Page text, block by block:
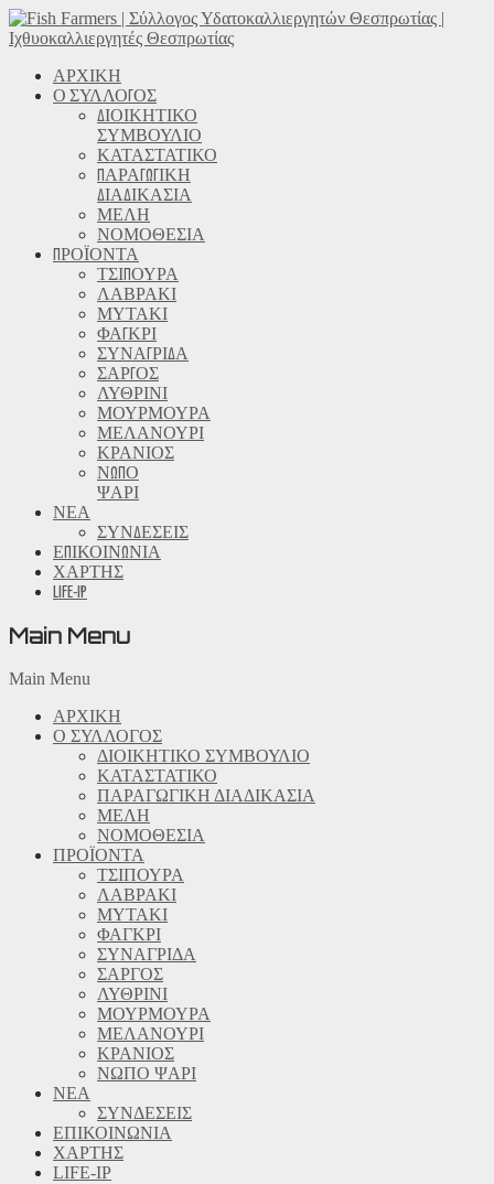
ΑΡΧΙΚΗ
Ο ΣΥΛΛΟΓΟΣ
ΔΙΟΙΚΗΤΙΚΟ
ΣΥΜΒΟΥΛΙΟ
ΚΑΤΑΣΤΑΤΙΚΟ
ΠΑΡΑΓΩΓΙΚΗ
ΔΙΑΔΙΚΑΣΙΑ
ΜΕΛΗ
ΝΟΜΟΘΕΣΙΑ
ΠΡΟΪΟΝΤΑ
ΤΣΙΠΟΥΡΑ
ΛΑΒΡΑΚΙ
ΜΥΤΑΚΙ
ΦΑΓΚΡΙ
ΣΥΝΑΓΡΙΔΑ
ΣΑΡΓΟΣ
ΛΥΘΡΙΝΙ
ΜΟΥΡΜΟΥΡΑ
ΜΕΛΑΝΟΥΡΙ
ΚΡΑΝΙΟΣ
ΝΩΠΟ
ΨΑΡΙ
ΝΕΑ
ΣΥΝΔΕΣΕΙΣ
ΕΠΙΚΟΙΝΩΝΙΑ
ΧΑΡΤΗΣ
LIFE-IP
Main Menu
Main Menu
ΑΡΧΙΚΗ
Ο ΣΥΛΛΟΓΟΣ
ΔΙΟΙΚΗΤΙΚΟ ΣΥΜΒΟΥΛΙΟ
ΚΑΤΑΣΤΑΤΙΚΟ
ΠΑΡΑΓΩΓΙΚΗ ΔΙΑΔΙΚΑΣΙΑ
ΜΕΛΗ
ΝΟΜΟΘΕΣΙΑ
ΠΡΟΪΟΝΤΑ
ΤΣΙΠΟΥΡΑ
ΛΑΒΡΑΚΙ
ΜΥΤΑΚΙ
ΦΑΓΚΡΙ
ΣΥΝΑΓΡΙΔΑ
ΣΑΡΓΟΣ
ΛΥΘΡΙΝΙ
ΜΟΥΡΜΟΥΡΑ
ΜΕΛΑΝΟΥΡΙ
ΚΡΑΝΙΟΣ
ΝΩΠΟ ΨΑΡΙ
ΝΕΑ
ΣΥΝΔΕΣΕΙΣ
ΕΠΙΚΟΙΝΩΝΙΑ
ΧΑΡΤΗΣ
LIFE-IP